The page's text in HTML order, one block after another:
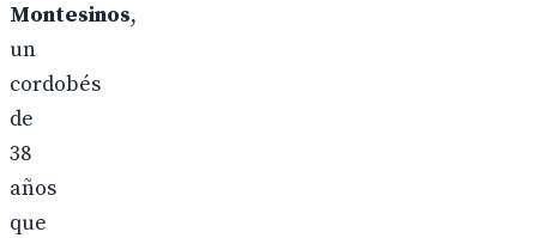
Montesinos,
un
cordobés
de
38
años
que